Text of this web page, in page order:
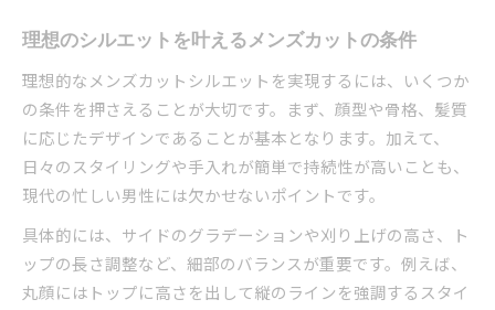
清潔感を引き出すメンズカットの秘訣とは
世田谷区の美容院が実践する清潔感アップ術
失敗しない好印象メンズカットの条件
シルエット重視で日常を快適に過ごす方法
メンズカットで日常と仕事に自信を持つ秘訣
ビジネスシーンで映えるメンズカットの選び方
休日も決まるメンズカットのシルエット術
メンズカットで自信を持つための実践ポイント
理想のシルエットを叶えるメンズカットの条件
理想的なメンズカットシルエットを実現するには、いくつか
の条件を押さえることが大切です。まず、顔型や骨格、髪質
に応じたデザインであることが基本となります。加えて、
日々のスタイリングや手入れが簡単で持続性が高いことも、
現代の忙しい男性には欠かせないポイントです。
具体的には、サイドのグラデーションや刈り上げの高さ、ト
ップの長さ調整など、細部のバランスが重要です。例えば、
丸顔にはトップに高さを出して縦のラインを強調するスタイ